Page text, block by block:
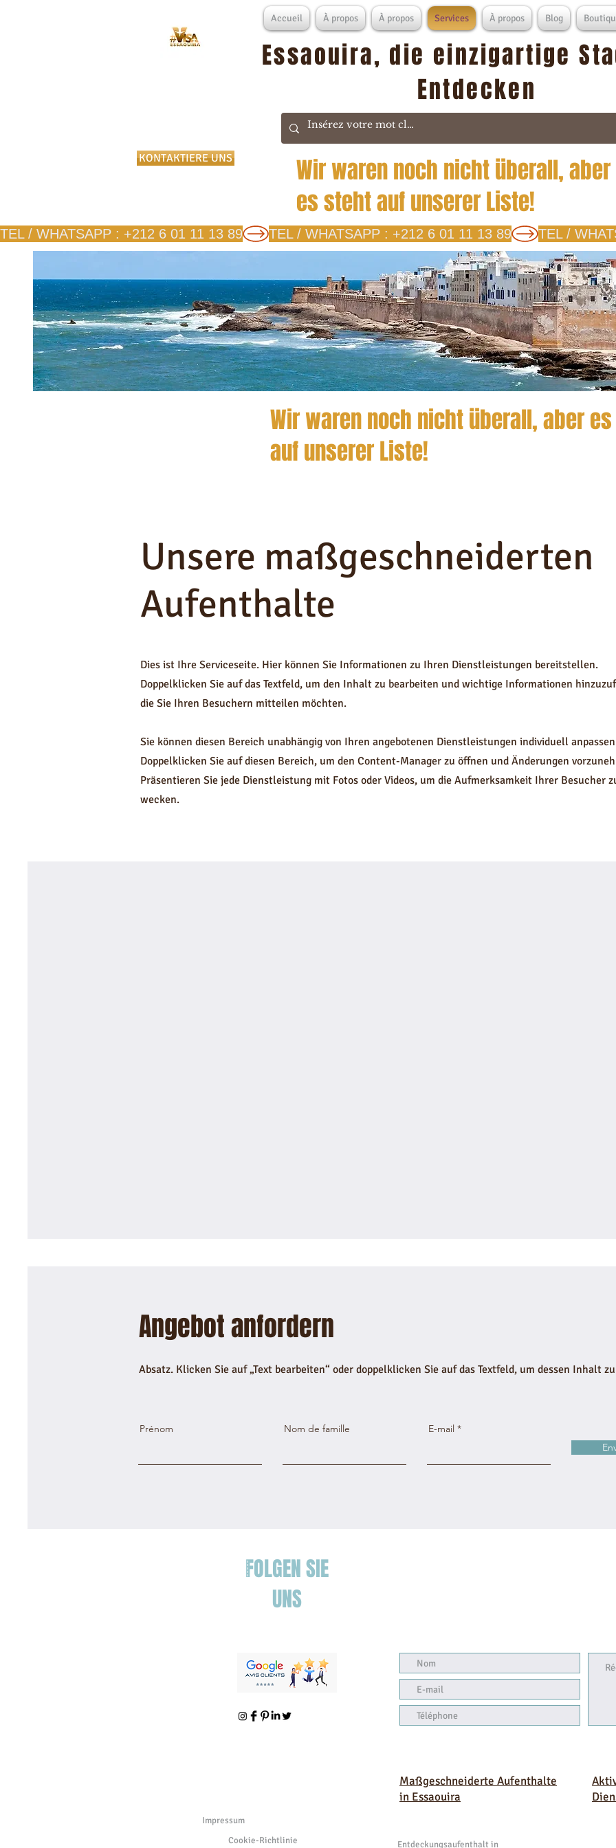
Accueil À propos À propos Services À propos Blog
Essaouira, die einzigartige
Entdecken
KONTAKTIERE UNS
Wir waren noch nicht überall, aber
es steht auf unserer Liste!
TEL / WHATSAPP : +212 6 01 11 13 89
Wir waren noch nicht überall, aber
auf unserer Liste!
Unsere maßgeschneiderten
Aufenthalte
Dies ist Ihre Serviceseite. Hier können Sie Informationen zu Ihren Dienstleistungen bereitstellen.
Doppelklicken Sie auf das Textfeld, um den Inhalt zu bearbeiten und wichtige Informationen
die Sie Ihren Besuchern mitteilen möchten.
Sie können diesen Bereich unabhängig von Ihren angebotenen Dienstleistungen individuell
Doppelklicken Sie auf diesen Bereich, um den Content-Manager zu öffnen und Änderungen
Präsentieren Sie jede Dienstleistung mit Fotos oder Videos, um die Aufmerksamkeit Ihrer Besucher
wecken.
Angebot anfordern
Absatz. Klicken Sie auf „Text bearbeiten“ oder doppelklicken Sie auf das Textfeld, um dessen Inhalt
Prénom Nom de famille
E-mail
FOLGEN SIE
UNS
Maßgeschneiderte Aufenthalte
in Essaouira
Impressum
Cookie-Richtlinie
Entdeckungsaufenthalt in